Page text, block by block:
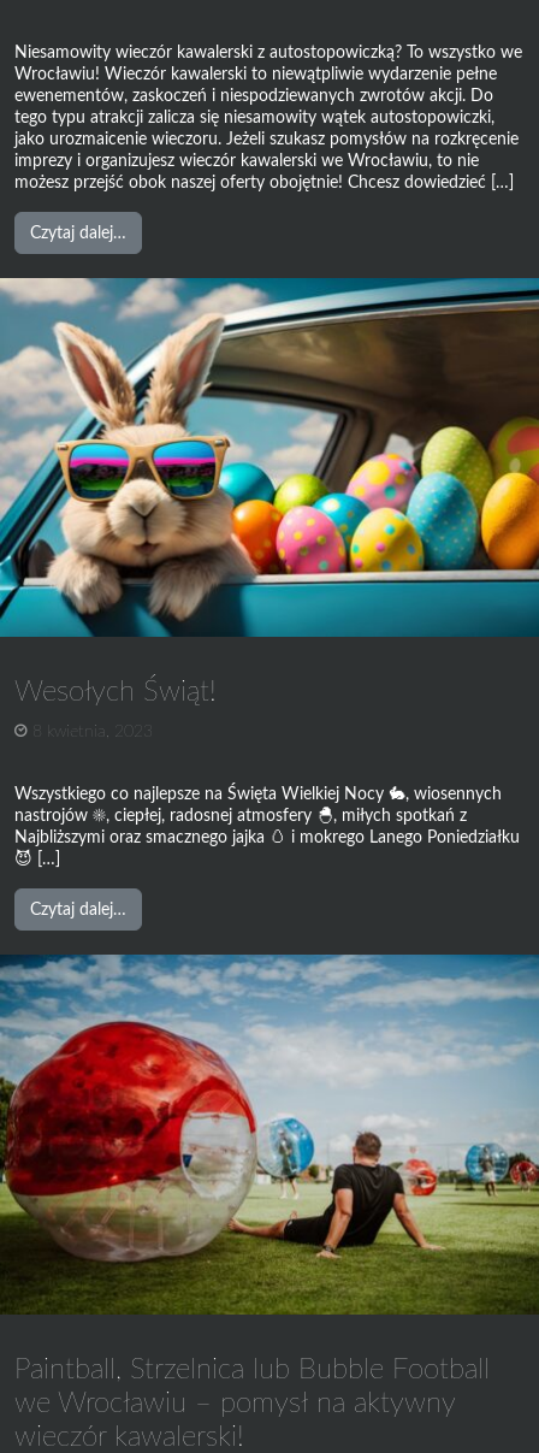
organizatora
wieczoru
kawalerskiego
Niesamowity wieczór kawalerski z autostopowiczką? To wszystko we
Wrocławiu! Wieczór kawalerski to niewątpliwie wydarzenie pełne
ewenementów, zaskoczeń i niespodziewanych zwrotów akcji. Do
tego typu atrakcji zalicza się niesamowity wątek autostopowiczki,
jako urozmaicenie wieczoru. Jeżeli szukasz pomysłów na rozkręcenie
imprezy i organizujesz wieczór kawalerski we Wrocławiu, to nie
możesz przejść obok naszej oferty obojętnie! Chcesz dowiedzieć […]
Czytaj dalej…
Niesamowity
wieczór
kawalerski
autostopowiczką?
To
wszystko
we
Wrocławiu!
Wesołych Świąt!
8 kwietnia, 2023
Wszystkiego co najlepsze na Święta Wielkiej Nocy 🐇, wiosennych
nastrojów ☀️, ciepłej, radosnej atmosfery 🐣, miłych spotkań z
Najbliższymi oraz smacznego jajka 🥚 i mokrego Lanego Poniedziałku
😈 […]
Czytaj dalej…
Wesołych
Świąt!
Paintball, Strzelnica lub Bubble Football
we Wrocławiu – pomysł na aktywny
wieczór kawalerski!